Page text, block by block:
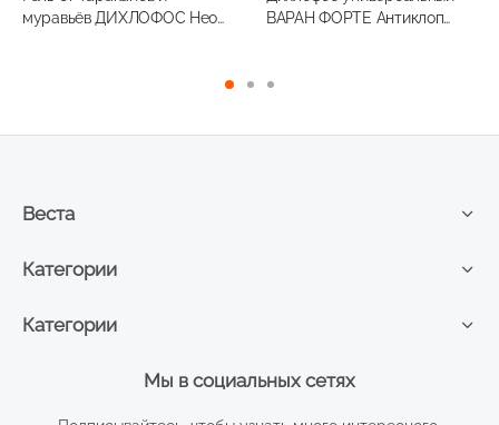
муравьёв ДИХЛОФОС Нео
составляла
102,80 ₽.
ВАРАН ФОРТЕ Антиклоп
Мы в социальных сетях
Категории
Категории
Веста